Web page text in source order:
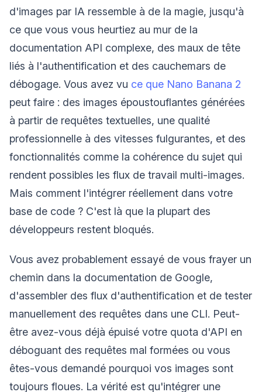
d'images par IA ressemble à de la magie, jusqu'à
ce que vous vous heurtiez au mur de la
documentation API complexe, des maux de tête
liés à l'authentification et des cauchemars de
débogage. Vous avez vu ce que Nano Banana 2
peut faire : des images époustouflantes générées
à partir de requêtes textuelles, une qualité
professionnelle à des vitesses fulgurantes, et des
fonctionnalités comme la cohérence du sujet qui
rendent possibles les flux de travail multi-images.
Mais comment l'intégrer réellement dans votre
base de code ? C'est là que la plupart des
développeurs restent bloqués.
Vous avez probablement essayé de vous frayer un
chemin dans la documentation de Google,
d'assembler des flux d'authentification et de tester
manuellement des requêtes dans une CLI. Peut-
être avez-vous déjà épuisé votre quota d'API en
déboguant des requêtes mal formées ou vous
êtes-vous demandé pourquoi vos images sont
toujours floues. La vérité est qu'intégrer une